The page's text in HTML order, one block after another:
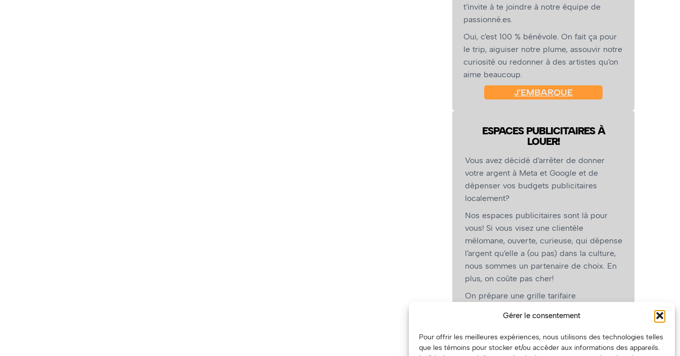
Gérer le consentement
Pour offrir les meilleures expériences, nous utilisons des technologies telles
que les témoins pour stocker et/ou accéder aux informations des appareils.
t’invite à te joindre à notre équipe de
passionné.es.
Oui, c’est 100 % bénévole. On fait ça pour
le trip, aiguiser notre plume, assouvir notre
curiosité ou redonner à des artistes qu’on
aime beaucoup.
J’EMBARQUE
ESPACES PUBLICITAIRES À
LOUER!
Vous avez décidé d’arrêter de donner
votre argent à Meta et Google et de
dépenser vos budgets publicitaires
localement?
Nos espaces publicitaires sont là pour
vous! Si vous visez une clientèle
mélomane, ouverte, curieuse, qui dépense
l’argent qu’elle a (ou pas) dans la culture,
nous sommes un partenaire de choix. En
plus, on coûte pas cher!
On prépare une grille tarifaire
vous, les artistes!)